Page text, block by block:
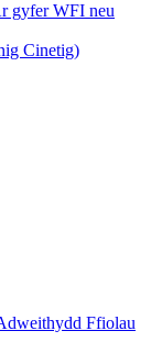
gyfer WFI neu
Cinetig)
Ffiolau